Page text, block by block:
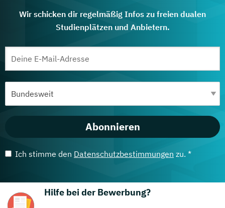
Wir schicken dir regelmäßig Infos zu freien dualen
Studienplätzen und Anbietern.
Abonnieren
Ich stimme den Datenschutzbestimmungen zu. *
Hilfe bei der Bewerbung?